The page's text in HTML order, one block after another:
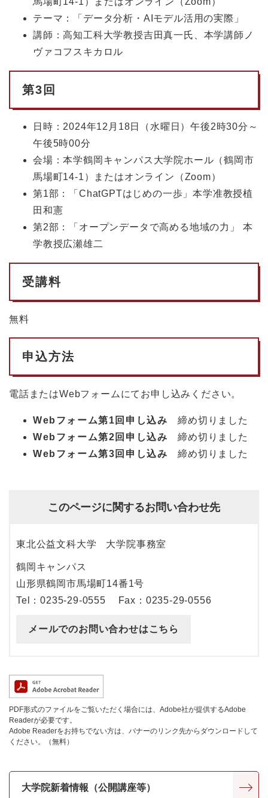
テーマ：「データ分析・AIモデル活用の実際」
講師：高知工科大学教授吉田真一氏、本学講師ノ
ヴァコフスキカロル
第3回
日時：2024年12月18日（水曜日）午後2時30分～
午後5時00分
会場：本学鶴岡キャンパス大学院ホール（鶴岡市
馬場町14-1）またはオンライン（Zoom）
第1部：「ChatGPTはじめの一歩」本学准教授植
田和憲
第2部：「オープンデータで高める地域の力」 本
学教授広瀬雄二
受講料
無料
申込方法
電話またはWebフォームにてお申し込みください。
Webフォーム第1回申し込み 締め切りました
Webフォーム第2回申し込み 締め切りました
Webフォーム第3回申し込み 締め切りました
このページに関するお問い合わせ先
東北公益文科大学 大学院事務室
鶴岡キャンパス
山形県鶴岡市馬場町14番1号
Tel：0235-29-0555
Fax：0235-29-0556
メールでのお問い合わせはこちら
PDF形式のファイルをご覧いただく場合には、Adobe社が提供するAdobe
Readerが必要です。
Adobe Readerをお持ちでない方は、バナーのリンク先からダウンロードして
ください。（無料）
大学院新着情報（公開講座等）